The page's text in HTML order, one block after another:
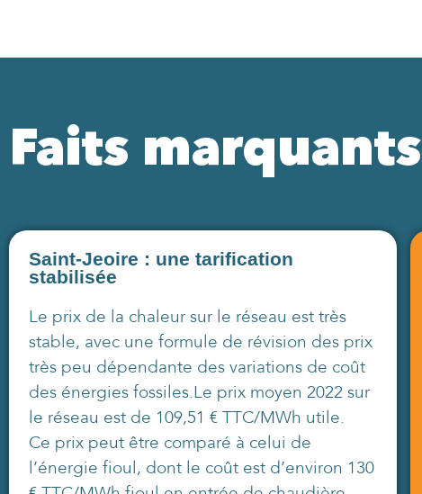
Faits marquants
Saint-Jeoire : une tarification
stabilisée
Le prix de la chaleur sur le réseau est très
stable, avec une formule de révision des prix
très peu dépendante des variations de coût
des énergies fossiles.Le prix moyen 2022 sur
le réseau est de 109,51 € TTC/MWh utile.
Ce prix peut être comparé à celui de
l’énergie fioul, dont le coût est d’environ 130